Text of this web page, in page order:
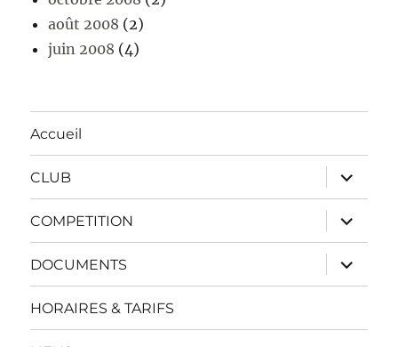
août 2008 (2)
juin 2008 (4)
Accueil
CLUB
ouvrir
le
sous-
menu
COMPETITION
ouvrir
le
sous-
menu
DOCUMENTS
ouvrir
le
sous-
HORAIRES & TARIFS